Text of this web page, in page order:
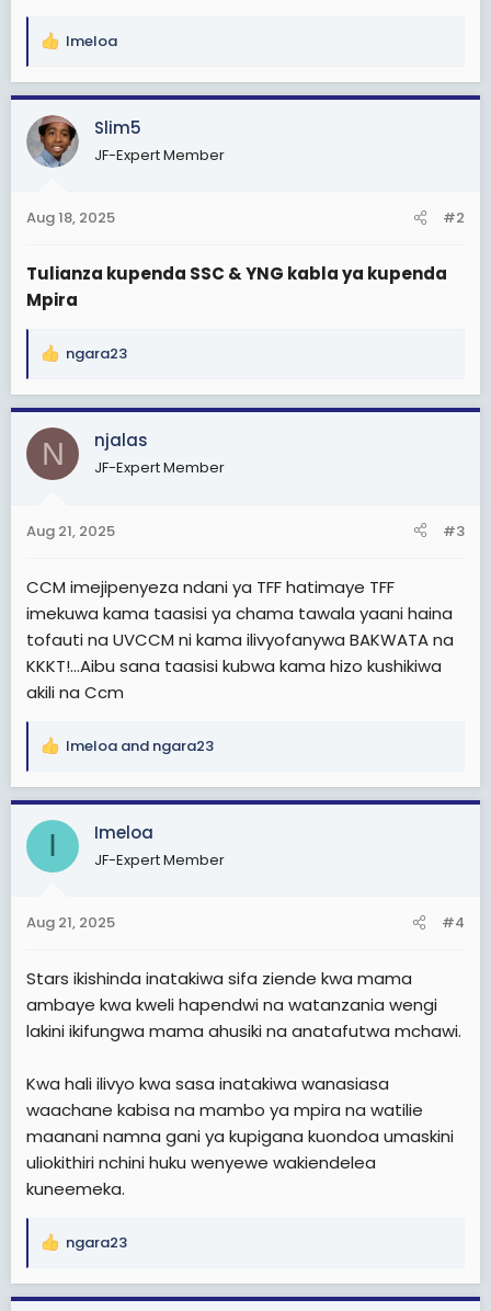
R
a
c
t
i
s
Imeloa
Slim5
JF-Expert Member
Aug 18, 2025 #2
Tulianza kupenda SSC & YNG kabla ya kupenda
Mpira
R
a
c
i
s
ngara23
N njalas
JF-Expert Member
Aug 21, 2025 #3
CCM imejipenyeza ndani ya TFF hatimaye TFF
imekuwa kama taasisi ya chama tawala yaani haina
tofauti na UVCCM ni kama ilivyofanywa BAKWATA na
KKKT!...Aibu sana taasisi kubwa kama hizo kushikiwa
akili na Ccm
R
a
c
i
s
Imeloa and ngara23
I Imeloa
JF-Expert Member
Aug 21, 2025 #4
Stars ikishinda inatakiwa sifa ziende kwa mama
ambaye kwa kweli hapendwi na watanzania wengi
lakini ikifungwa mama ahusiki na anatafutwa mchawi.
Kwa hali ilivyo kwa sasa inatakiwa wanasiasa
waachane kabisa na mambo ya mpira na watilie
maanani namna gani ya kupigana kuondoa umaskini
uliokithiri nchini huku wenyewe wakiendelea
kuneemeka.
R
a
ngara23